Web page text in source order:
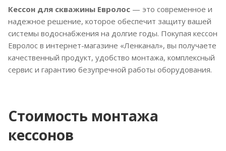
Кессон для скважины Евролос — это современное и
надежное решение, которое обеспечит защиту вашей
системы водоснабжения на долгие годы. Покупая кессон
Евролос в интернет-магазине «Ленканал», вы получаете
качественный продукт, удобство монтажа, комплексный
сервис и гарантию безупречной работы оборудования.
Стоимость монтажа
кессонов